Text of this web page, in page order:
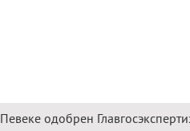
одобрен